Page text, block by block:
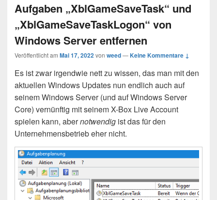
Aufgaben „XblGameSaveTask“ und
„XblGameSaveTaskLogon“ von
Windows Server entfernen
Veröffentlicht am Mai 17, 2022von weed—Keine Kommentare ↓
Es ist zwar irgendwie nett zu wissen, das man mit den
aktuellen Windows Updates nun endlich auch auf
seinem Windows Server (und auf Windows Server
Core) vernünftig mit seinem X-Box Live Account
spielen kann, abernotwendig ist das für den
Unternehmensbetrieb eher nicht.